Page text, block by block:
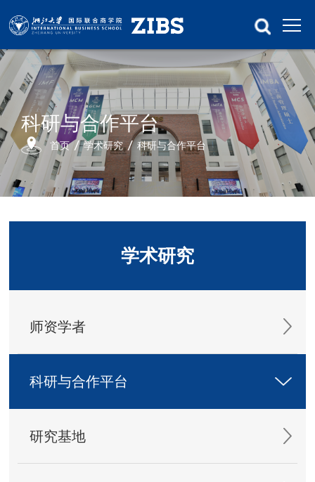
科研与合作平台
首页 学术研究 科研与合作平台
学术研究
师资学者
科研与合作平台
研究基地